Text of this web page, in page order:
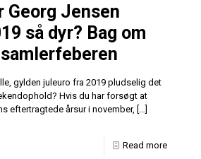
Georg Jensen
så dyr? Bag om
gylden juleuro fra 2019 pludselig det
Hvis du har forsøgt at
eftertragtede årsur i november,
Read more